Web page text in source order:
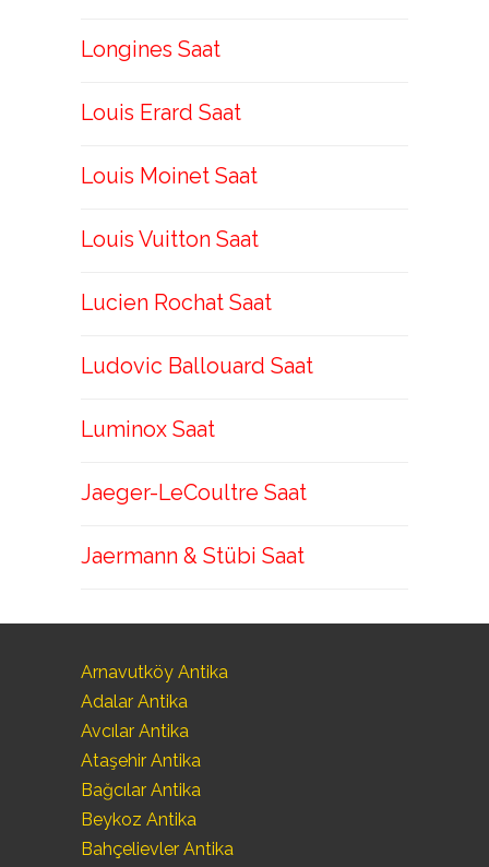
Longines Saat
Louis Erard Saat
Louis Moinet Saat
Louis Vuitton Saat
Lucien Rochat Saat
Ludovic Ballouard Saat
Luminox Saat
Jaeger-LeCoultre Saat
Jaermann & Stübi Saat
Arnavutköy Antika
Adalar Antika
Avcılar Antika
Ataşehir Antika
Bağcılar Antika
Beykoz Antika
Bahçelievler Antika